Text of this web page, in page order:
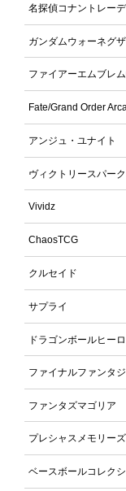
名探偵コナントレー
ドゲーム
ガンダムウォーネグザ
ファイアーエムブレ
Fate/Grand Order
アンジュ・ユナイト
ヴィクトリースパーク
Vividz
ChaosTCG
クルセイド
サプライ
ドラゴンボールヒー
ファイナルファンタ
ファンタズマゴリア
プレシャスメモリーズ
ベースボールコレク